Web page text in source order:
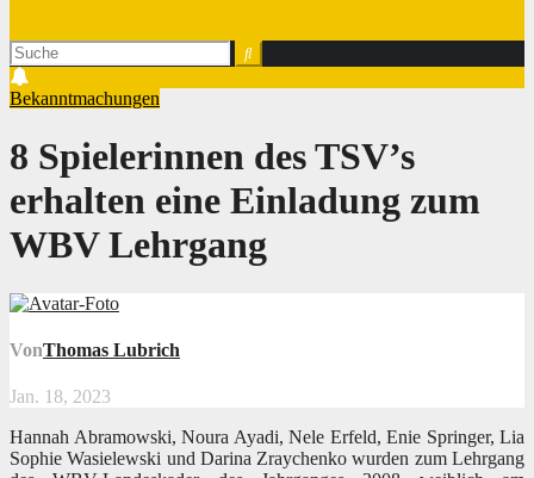
Bekanntmachungen
8 Spielerinnen des TSV’s
erhalten eine Einladung zum
WBV Lehrgang
VonThomas Lubrich
Jan. 18, 2023
Hannah Abramowski, Noura Ayadi, Nele Erfeld, Enie Springer, Lia
Sophie Wasielewski und Darina Zraychenko wurden zum Lehrgang